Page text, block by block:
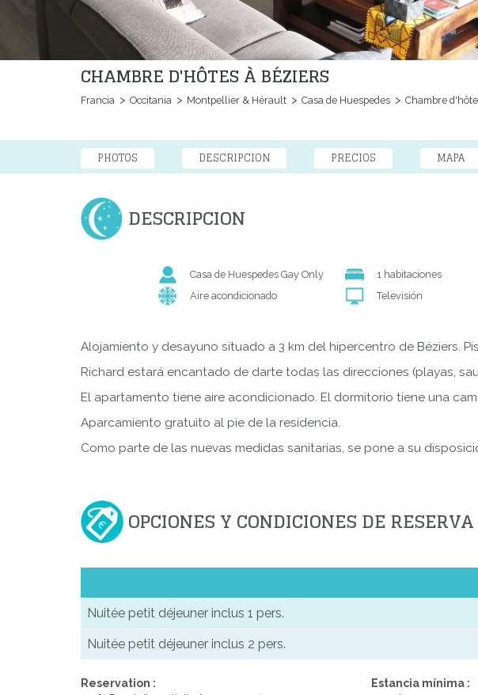
CHAMBRE D'HÔTES À BÉZIERS
Francia Occitania Montpellier & Hérault Casa de Huespedes Chambre
PHOTOS DESCRIPCION PRECIOS MAPA
DESCRIPCION
Casa de Huespedes Gay Only 1 habitaciones
Aire acondicionado
Televisión
Alojamiento y desayuno situado a 3 km del hipercentro de Béziers.
Richard estará encantado de darte todas las direcciones (playas,
El apartamento tiene aire acondicionado. El dormitorio tiene una
Aparcamiento gratuito al pie de la residencia.
Como parte de las nuevas medidas sanitarias, se pone a su
OPCIONES Y CONDICIONES DE RESERVA
Nuitée petit déjeuner inclus 1 pers.
Nuitée petit déjeuner inclus 2 pers.
Reservation :
Estancia mínima :